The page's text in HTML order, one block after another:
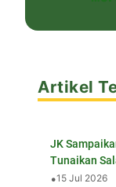
Artikel
JK
Tunaikan
•15 Jul 2026